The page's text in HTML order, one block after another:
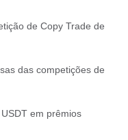
de Copy Trade de
das competições de
em prêmios